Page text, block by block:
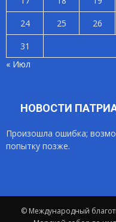
24
25 26
31
« Июл
НОВОСТИ
Произошла ошибка;
попытку позже.
© Международный